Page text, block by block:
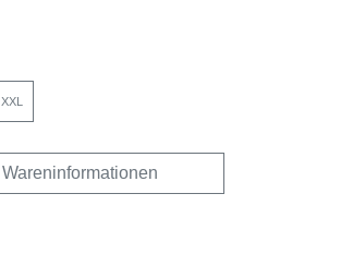
XXL
Wareninformationen